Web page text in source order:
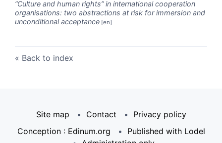
“Culture and human rights” in international cooperation
organisations: two abstractions at risk for immersion and
unconditional acceptance
Back to index
Site map Contact
Privacy policy
Conception : Edinum.org
Published with Lodel